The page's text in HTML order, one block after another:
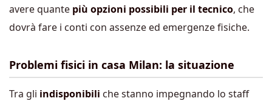
avere quante più opzioni possibili per il tecnico, che
dovrà fare i conti con assenze ed emergenze fisiche.
Problemi fisici in casa Milan: la situazione
Tra gli indisponibili che stanno impegnando lo staff